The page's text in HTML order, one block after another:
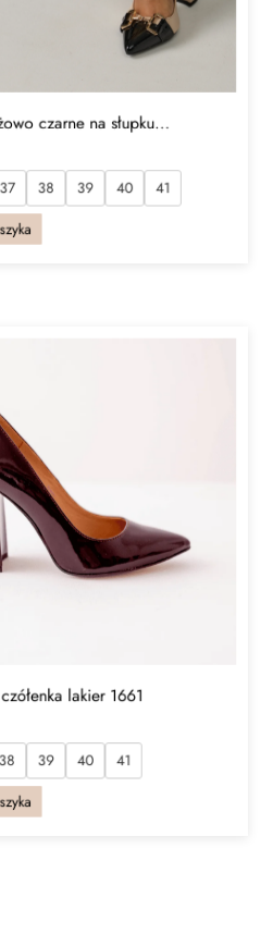
czarne na słupku...
37 38 39 40
41
lakier 1661
38 39 40
41